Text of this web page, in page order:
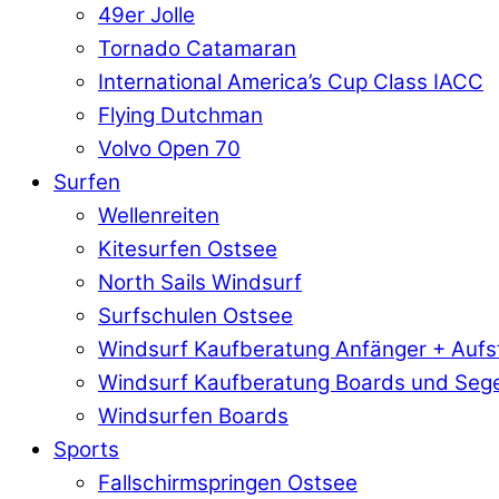
49er Jolle
Tornado Catamaran
International America’s Cup Class IACC
Flying Dutchman
Volvo Open 70
Surfen
Wellenreiten
Kitesurfen Ostsee
North Sails Windsurf
Surfschulen Ostsee
Windsurf Kaufberatung Anfänger +
Windsurf Kaufberatung Boards und
Windsurfen Boards
Sports
Fallschirmspringen Ostsee